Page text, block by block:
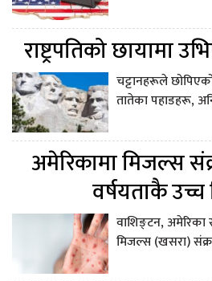
राष्ट्रपतिको छायामा
चट्टानहरूले
तातेका पहाडहरू,
अमेरिकामा मिजल्स
वर्षयताकै उच्च
वाशिङ्टन, अमेरिका
मिजल्स (खसरा)